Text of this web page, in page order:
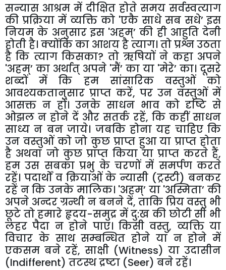
सन्यास आश्रम में दीक्षित होते समय सर्वस्वत्याग
की प्रक्रिया में व्यक्ति को 'एकै साधे सब सधे’इस
नियम के अनुसार इस 'अहम्’की ही आहुति देनी
होती है। क्योंकि का आशय है त्याग। तो प्रश्न उठता
है कि त्याग किसका? तो ऋषियों ने कहा अपने
'अहम्’ का अर्थात् अपने 'मैं’ का या 'मेरे’ का। दूसरे
शब्दों में कि हम सांसारिक वस्तुओं को
आवश्यकतानुसार प्राप्त करें,पर उन वस्तुओं में
आसक्त न हों। उनके साधन भाव को दृष्टि से
ओझल न होने दें और सतर्क रहें, कि कहीं साधन
साध्य न बन जाये। जबकि होना यह चाहिए कि
उन वस्तुओं को जो कुछ प्राप्त हुआ या प्राप्त होता
है अथवा जो कुछ प्राप्त किया या प्राप्त करते हैं,
हम उस सबका प्रभु के चरणों में समर्पण करते
रहें। पदार्थों व क्रियाओं के न्यासी (ट्रस्टी) बनकर
रहें न कि उनके मालिक। 'अहम्’ या 'अस्मिता’ की
अपने अन्दर ग्रन्थी न बनने दें,ताकि प्रिय वस्तु भी
छूटे तो हमारे हृदय-समुद्र में दु:ख की छोटी सी भी
लहर पैदा न होने पाए। किसी वस्तु, व्यक्ति या
विचार के साथ सम्बन्धित होने या न होने में
एकसम बने रहें, साक्षी (Witness) या उदासीन
(Indifferent) तटस्थ द्रष्टा (Seer) बने रहें।